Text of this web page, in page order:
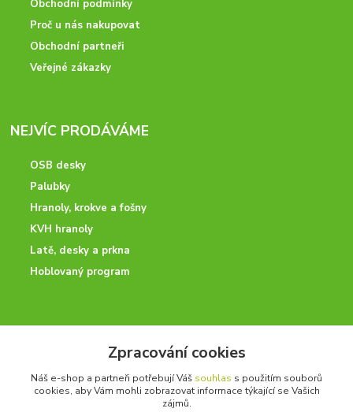
Obchodní podmínky
Proč u nás nakupovat
Obchodní partneři
Veřejné zákazky
NEJVÍC PRODÁVÁME
OSB desky
Palubky
Hranoly, krokve a fošny
KVH hranoly
Latě, desky a prkna
Hoblovaný program
Potřebujete poradit? Neváhejte nás kontaktovat.
+420 728 600 625
po - pá 7:00 - 15:00
Zpracování cookies
Náš e-shop a partneři potřebují Váš souhlas s použitím souborů
cookies, aby Vám mohli zobrazovat informace týkající se Vašich
zájmů.